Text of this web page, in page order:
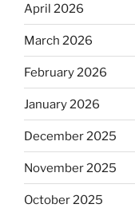
April 2026
March 2026
February 2026
January 2026
December 2025
November 2025
October 2025